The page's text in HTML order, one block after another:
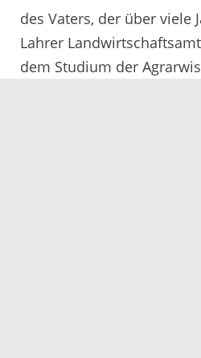
des Vaters, der über viele
Lahrer
dem Studium der